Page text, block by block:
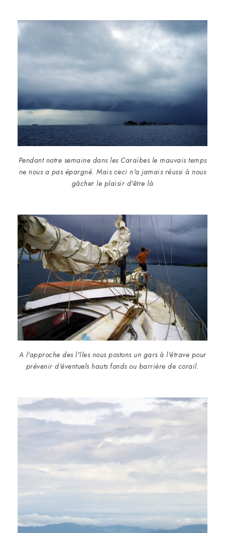
Pendant notre semaine dans les Caraïbes le mauvais temps
ne nous a pas épargné. Mais ceci n'a jamais réussi à nous
gâcher le plaisir d'être là
A l'approche des l'îles nous postons un gars à l'étrave pour
prévenir d'éventuels hauts fonds ou barrière de corail.